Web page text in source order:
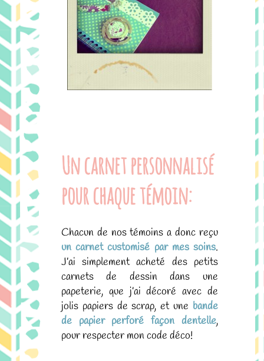
Un carnet personnalisé
pour chaque témoin:
Chacun de nos témoins a donc reçu
un carnet customisé par mes soins.
J’ai simplement acheté des petits
carnets de dessin dans une
papeterie, que j’ai décoré avec de
jolis papiers de scrap, et une bande
de papier perforé façon dentelle,
pour respecter mon code déco!